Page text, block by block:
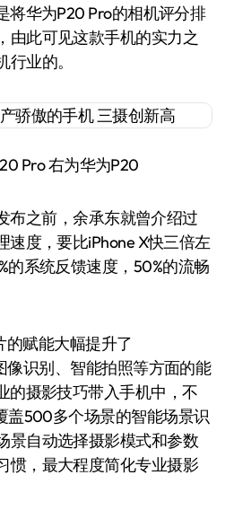
将华为P20 Pro的相机评分排
由此可见这款手机的实力之
业的。
Pro 右为华为P20
之前，余承东就曾介绍过
速度，要比iPhone X快三倍左
的系统反馈速度，50%的流畅
赋能大幅提升了
像识别、智能拍照等方面的能
的摄影技巧带入手机中，不
盖500多个场景的智能场景识
景自动选择摄影模式和参数
惯，最大程度简化专业摄影